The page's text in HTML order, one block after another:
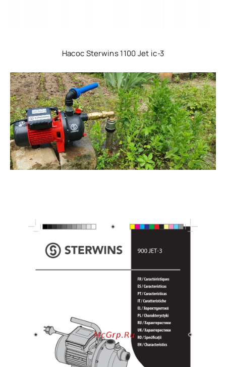
Насос Sterwins 1100 Jet ic-3